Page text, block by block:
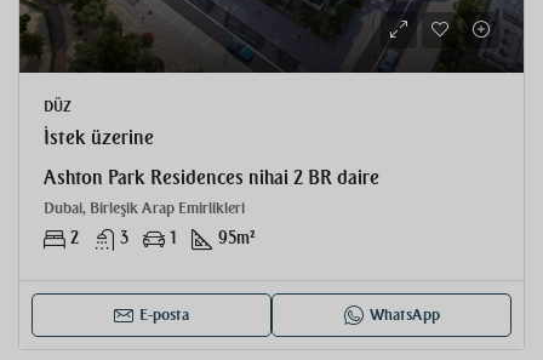
DÜZ
İstek üzerine
Ashton Park Residences nihai 2 BR daire
Dubai, Birleşik Arap Emirlikleri
2 3 1 95m²
E-posta WhatsApp